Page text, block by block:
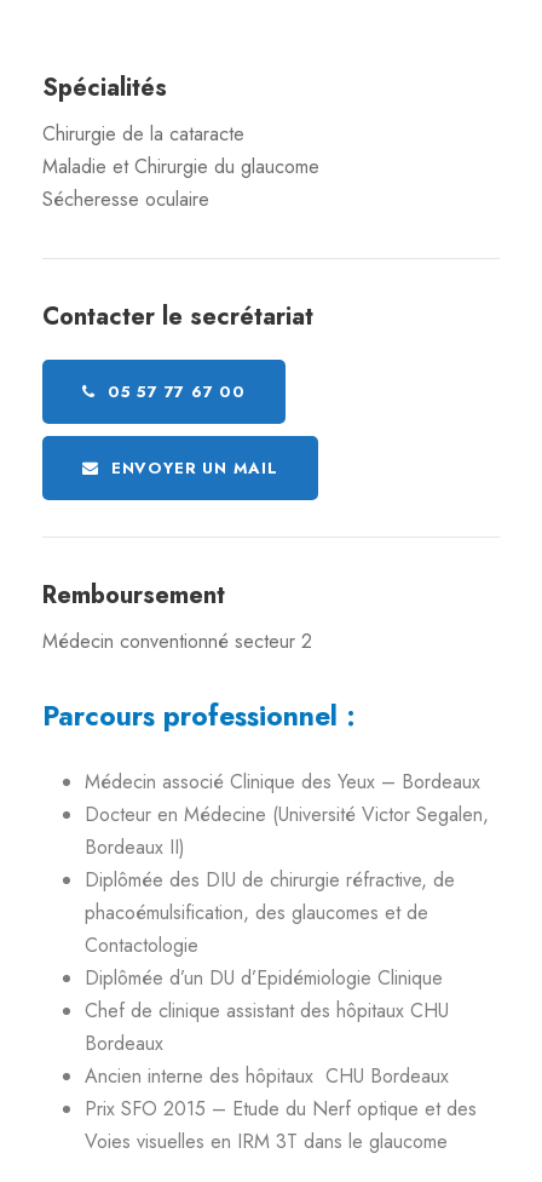
Spécialités
Chirurgie de la cataracte
Maladie et Chirurgie du glaucome
Sécheresse oculaire
Contacter le secrétariat
05 57 77 67 00
ENVOYER UN MAIL
Remboursement
Médecin conventionné secteur 2
Parcours professionnel :
Médecin associé Clinique des Yeux – Bordeaux
Docteur en Médecine (Université Victor Segalen,
Bordeaux II)
Diplômée des DIU de chirurgie réfractive, de
phacoémulsification, des glaucomes et de
Contactologie
Diplômée d’un DU d’Epidémiologie Clinique
Chef de clinique assistant des hôpitaux CHU
Bordeaux
Ancien interne des hôpitaux CHU Bordeaux
Prix SFO 2015 – Etude du Nerf optique et des
Voies visuelles en IRM 3T dans le glaucome